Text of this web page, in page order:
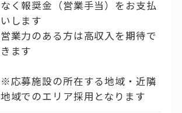
なく報奨金（営業手当）をお支払
いします
営業力のある方は高収入を期待で
きます
※応募施設の所在する地域・近隣
地域でのエリア採用となります